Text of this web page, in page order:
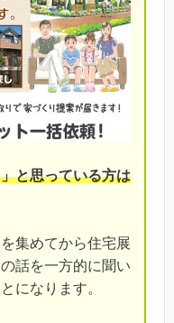
と思っている方は
集めてから住宅展
話を一方的に聞い
になります。